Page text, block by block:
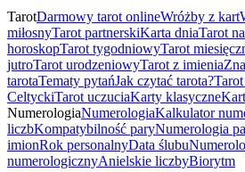
TarotDarmowy tarot onlineWróżby z kart
miłosnyTarot partnerskiKarta dniaTarot
horoskopTarot tygodniowyTarot
jutroTarot urodzeniowyTarot z imienia
tarotaTematy pytańJak czytać tarota?
CeltyckiTarot uczuciaKarty klasyczne
NumerologiaNumerologiaKalkulator
liczbKompatybilność paryNumerologia
imionRok personalnyData ślubu
numerologicznyAnielskie liczbyBiorytm